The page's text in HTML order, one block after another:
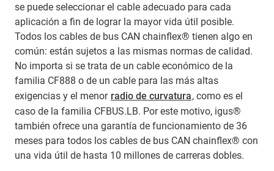
se puede seleccionar el cable adecuado para cada
aplicación a fin de lograr la mayor vida útil posible.
Todos los cables de bus CAN chainflex® tienen algo en
común: están sujetos a las mismas normas de calidad.
No importa si se trata de un cable económico de la
familia CF888 o de un cable para las más altas
exigencias y el menor radio de curvatura, como es el
caso de la familia CFBUS.LB. Por este motivo, igus®
también ofrece una garantía de funcionamiento de 36
meses para todos los cables de bus CAN chainflex® con
una vida útil de hasta 10 millones de carreras dobles.